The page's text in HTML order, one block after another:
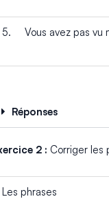
5. Vous avez pas vu
Réponses
2 : Corriger les
Les phrases